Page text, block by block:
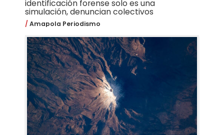
identificación forense solo es una
simulación, denuncian colectivos
Amapola Periodismo